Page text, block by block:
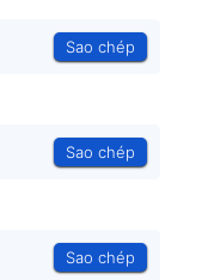
Sao chép
Sao chép
Sao chép